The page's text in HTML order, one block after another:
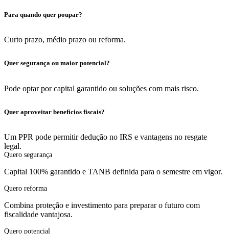
Para quando quer poupar?
Curto prazo, médio prazo ou reforma.
Quer segurança ou maior potencial?
Pode optar por capital garantido ou soluções com mais risco.
Quer aproveitar benefícios fiscais?
Um PPR pode permitir dedução no IRS e vantagens no resgate
legal.
Quero segurança
Capital 100% garantido e TANB definida para o semestre em vigor.
Quero reforma
Combina proteção e investimento para preparar o futuro com
fiscalidade vantajosa.
Quero potencial